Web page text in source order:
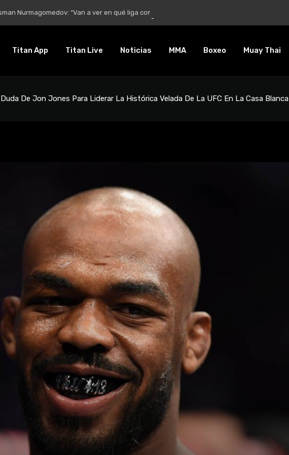
“Van a ver en qué liga competirá”
Titan App Titan Live Noticias MMA Boxeo Muay Thai
De Jon Jones Para Liderar La Histórica Velada De La UFC En La Casa Blanca